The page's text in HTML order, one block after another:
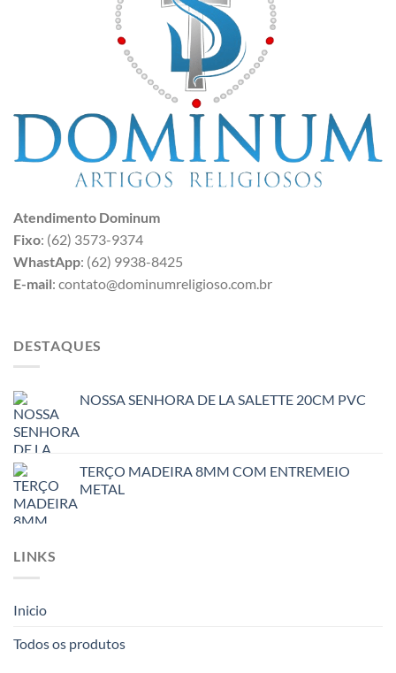
Atendimento Dominum
Fixo: (62) 3573-9374
WhastApp: (62) 9938-8425
E-mail: contato@dominumreligioso.com.br
DESTAQUES
NOSSA SENHORA DE LA SALETTE 20CM PVC
TERÇO MADEIRA 8MM COM ENTREMEIO
METAL
LINKS
Inicio
Todos os produtos